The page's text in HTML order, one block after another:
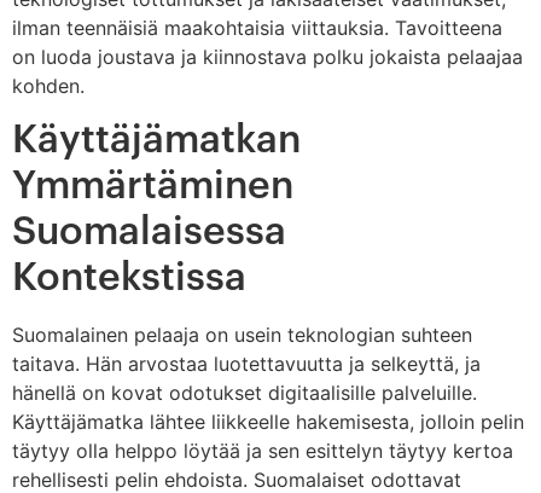
ilman teennäisiä maakohtaisia viittauksia. Tavoitteena
on luoda joustava ja kiinnostava polku jokaista pelaajaa
kohden.
Käyttäjämatkan
Ymmärtäminen
Suomalaisessa
Kontekstissa
Suomalainen pelaaja on usein teknologian suhteen
taitava. Hän arvostaa luotettavuutta ja selkeyttä, ja
hänellä on kovat odotukset digitaalisille palveluille.
Käyttäjämatka lähtee liikkeelle hakemisesta, jolloin pelin
täytyy olla helppo löytää ja sen esittelyn täytyy kertoa
rehellisesti pelin ehdoista. Suomalaiset odottavat